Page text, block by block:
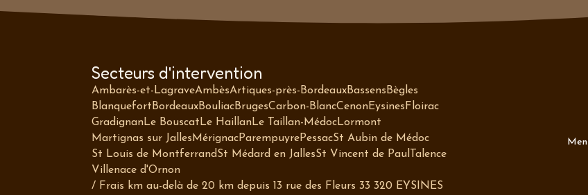
Secteurs d'intervention
Ambarès-et-LagraveAmbèsArtiques-près-BordeauxBassens Bègles
Blanquefort BordeauxBouliacBrugesCarbon-BlancCenonEysines Floirac
GradignanLe Bouscat Le HaillanLe Taillan-MédocLormont
Martignas sur Jalles MérignacParempuyrePessacSt Aubin de Médoc
St Louis de MontferrandSt Médard en JallesSt Vincent de Paul
Talence
Villenace d'Ornon
/ Frais km au-delà de 20 km depuis 13 rue des Fleurs 33 320 EYSINES